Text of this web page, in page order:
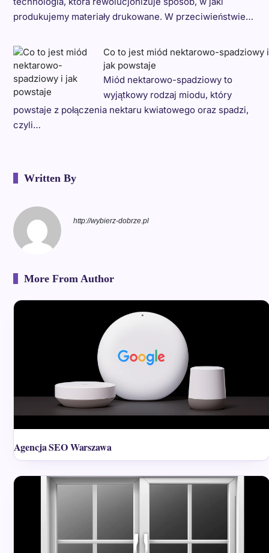
produkujemy materiały drukowane. W przeciwieństwie…
Co to jest miód nektarowo-spadziowy i
jak powstaje
Miód nektarowo-spadziowy to
wyjątkowy rodzaj miodu, który
powstaje z połączenia nektaru kwiatowego oraz spadzi,
czyli…
Written By
http://wybierz-dobrze.pl
More From Author
Agencja SEO Warszawa